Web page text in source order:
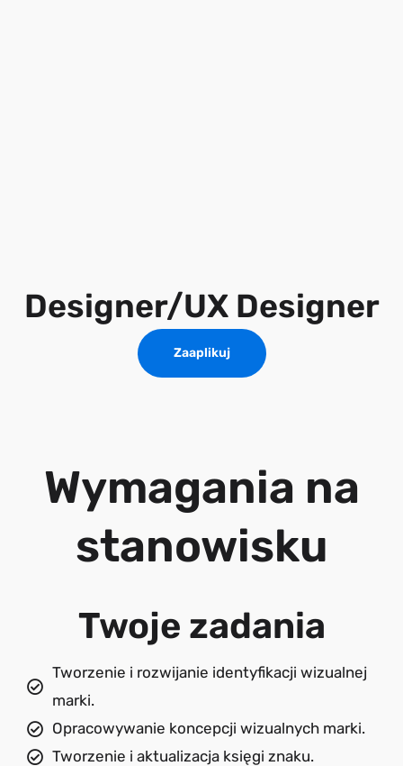
Designer/UX Designer
Zaaplikuj
Wymagania na
stanowisku
Twoje zadania
Tworzenie i rozwijanie identyfikacji wizualnej
marki.
Opracowywanie koncepcji wizualnych marki.
Tworzenie i aktualizacja księgi znaku.